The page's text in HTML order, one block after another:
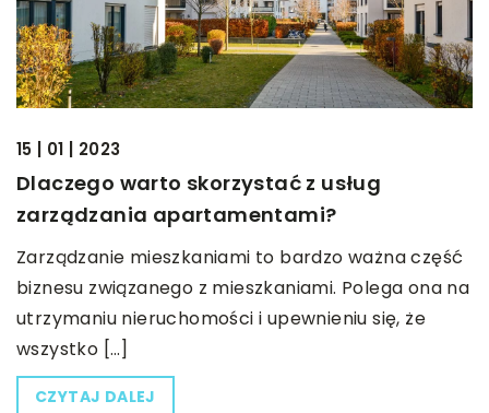
15 | 01 | 2023
Dlaczego warto skorzystać z usług
zarządzania apartamentami?
Zarządzanie mieszkaniami to bardzo ważna część
biznesu związanego z mieszkaniami. Polega ona na
utrzymaniu nieruchomości i upewnieniu się, że
wszystko […]
CZYTAJ DALEJ